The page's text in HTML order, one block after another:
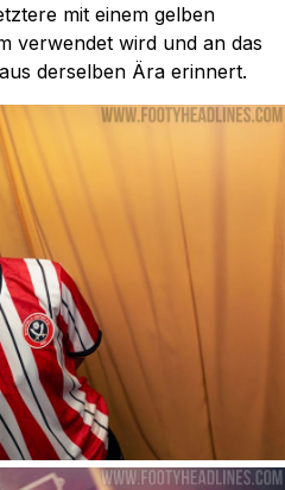
mit einem gelben
verwendet wird und an das
derselben Ära erinnert.